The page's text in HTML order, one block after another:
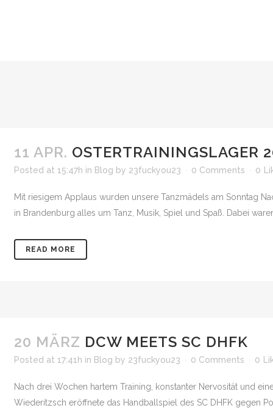
11 APR. OSTERTRAININGSLAGER
Posted at 15:47h in Blog by 23fuckyou23 0 Comments 0
Mit riesigem Applaus wurden unsere Tanzmädels am Sonntag
in Brandenburg alles um Tanz, Musik, Spiel und Spaß. Dabei
READ MORE
20 MÄRZ DCW MEETS SC DHFK
Posted at 17:41h in Blog by 23fuckyou23 0 Comments 0
Nach drei Wochen hartem Training, konstanter Nervosität und
Wiederitzsch eröffnete das Handballspiel des SC DHFK gegen